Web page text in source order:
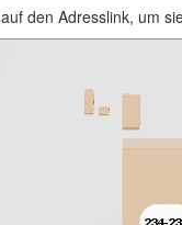
den Adresslink, um